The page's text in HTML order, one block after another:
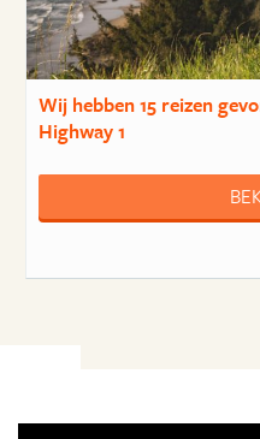
Wij hebben15 reizen
Highway 1